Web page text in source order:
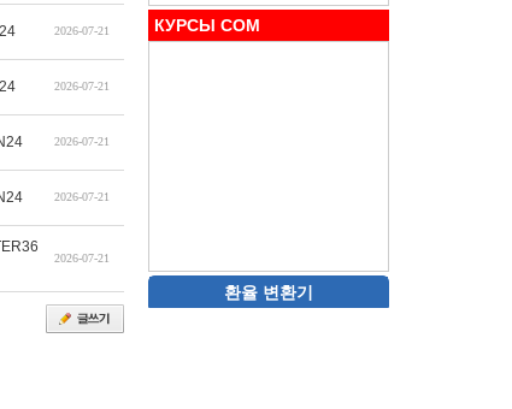
2026-07-21
2026-07-21
2026-07-21
2026-07-21
2026-07-21
КУРСЫ COM
환율 변환기